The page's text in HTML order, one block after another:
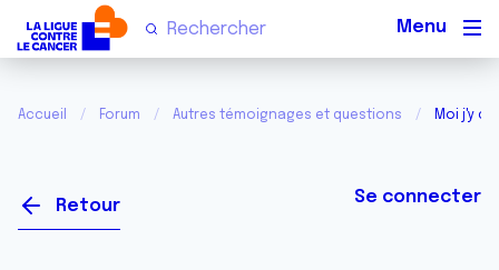
Accueil Forum Autres témoignages et questions Moi j'y
Retour Se connecter